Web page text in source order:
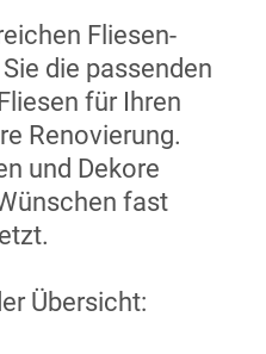
Fliesen-
die passenden
für Ihren
Renovierung.
und Dekore
fast
Übersicht: